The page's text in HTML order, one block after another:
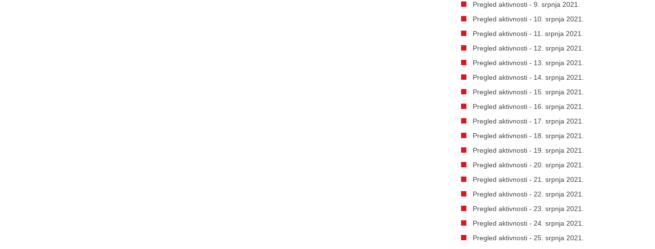
Pregled aktivnosti - 9. srpnja 2021.
Pregled aktivnosti - 10. srpnja 2021.
Pregled aktivnosti - 11. srpnja 2021.
Pregled aktivnosti - 12. srpnja 2021.
Pregled aktivnosti - 13. srpnja 2021.
Pregled aktivnosti - 14. srpnja 2021.
Pregled aktivnosti - 15. srpnja 2021.
Pregled aktivnosti - 16. srpnja 2021.
Pregled aktivnosti - 17. srpnja 2021.
Pregled aktivnosti - 18. srpnja 2021.
Pregled aktivnosti - 19. srpnja 2021.
Pregled aktivnosti - 20. srpnja 2021.
Pregled aktivnosti - 21. srpnja 2021.
Pregled aktivnosti - 22. srpnja 2021.
Pregled aktivnosti - 23. srpnja 2021.
Pregled aktivnosti - 24. srpnja 2021.
Pregled aktivnosti - 25. srpnja 2021.